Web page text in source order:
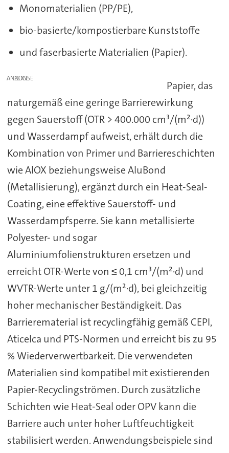
Monomaterialien (PP/PE),
bio-basierte/kompostierbare Kunststoffe
und faserbasierte Materialien (Papier).
ANZEIGE
Papier, das
naturgemäß eine geringe Barrierewirkung
gegen Sauerstoff (OTR > 400.000 cm³/(m²·d))
und Wasserdampf aufweist, erhält durch die
Kombination von Primer und Barriereschichten
wie AlOX beziehungsweise AluBond
(Metallisierung), ergänzt durch ein Heat-Seal-
Coating, eine effektive Sauerstoff- und
Wasserdampfsperre. Sie kann metallisierte
Polyester- und sogar
Aluminiumfolienstrukturen ersetzen und
erreicht OTR-Werte von ≤ 0,1 cm³/(m²·d) und
WVTR-Werte unter 1 g/(m²·d), bei gleichzeitig
hoher mechanischer Beständigkeit. Das
Barrierematerial ist recyclingfähig gemäß CEPI,
Aticelca und PTS-Normen und erreicht bis zu 95
% Wiederverwertbarkeit. Die verwendeten
Materialien sind kompatibel mit existierenden
Papier-Recyclingströmen. Durch zusätzliche
Schichten wie Heat-Seal oder OPV kann die
Barriere auch unter hoher Luftfeuchtigkeit
stabilisiert werden. Anwendungsbeispiele sind